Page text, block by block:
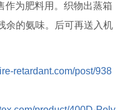
作为肥料用。织物出蒸箱
余的氨味。后可再送入机
retardant.com/post/938